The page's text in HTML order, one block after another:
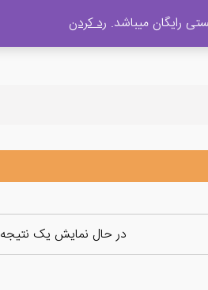
در حال نمایش یک نتیجه
رد کردن